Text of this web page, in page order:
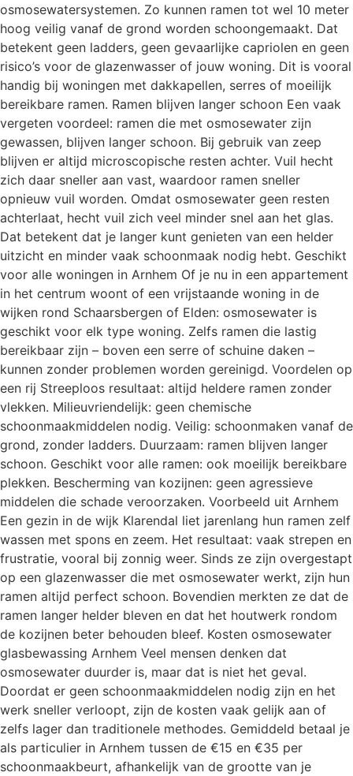
osmosewatersystemen. Zo kunnen ramen tot wel 10 meter
hoog veilig vanaf de grond worden schoongemaakt. Dat
betekent geen ladders, geen gevaarlijke capriolen en geen
risico’s voor de glazenwasser of jouw woning. Dit is vooral
handig bij woningen met dakkapellen, serres of moeilijk
bereikbare ramen. Ramen blijven langer schoon Een vaak
vergeten voordeel: ramen die met osmosewater zijn
gewassen, blijven langer schoon. Bij gebruik van zeep
blijven er altijd microscopische resten achter. Vuil hecht
zich daar sneller aan vast, waardoor ramen sneller
opnieuw vuil worden. Omdat osmosewater geen resten
achterlaat, hecht vuil zich veel minder snel aan het glas.
Dat betekent dat je langer kunt genieten van een helder
uitzicht en minder vaak schoonmaak nodig hebt. Geschikt
voor alle woningen in Arnhem Of je nu in een appartement
in het centrum woont of een vrijstaande woning in de
wijken rond Schaarsbergen of Elden: osmosewater is
geschikt voor elk type woning. Zelfs ramen die lastig
bereikbaar zijn – boven een serre of schuine daken –
kunnen zonder problemen worden gereinigd. Voordelen op
een rij Streeploos resultaat: altijd heldere ramen zonder
vlekken. Milieuvriendelijk: geen chemische
schoonmaakmiddelen nodig. Veilig: schoonmaken vanaf de
grond, zonder ladders. Duurzaam: ramen blijven langer
schoon. Geschikt voor alle ramen: ook moeilijk bereikbare
plekken. Bescherming van kozijnen: geen agressieve
middelen die schade veroorzaken. Voorbeeld uit Arnhem
Een gezin in de wijk Klarendal liet jarenlang hun ramen zelf
wassen met spons en zeem. Het resultaat: vaak strepen en
frustratie, vooral bij zonnig weer. Sinds ze zijn overgestapt
op een glazenwasser die met osmosewater werkt, zijn hun
ramen altijd perfect schoon. Bovendien merkten ze dat de
ramen langer helder bleven en dat het houtwerk rondom
de kozijnen beter behouden bleef. Kosten osmosewater
glasbewassing Arnhem Veel mensen denken dat
osmosewater duurder is, maar dat is niet het geval.
Doordat er geen schoonmaakmiddelen nodig zijn en het
werk sneller verloopt, zijn de kosten vaak gelijk aan of
zelfs lager dan traditionele methodes. Gemiddeld betaal je
als particulier in Arnhem tussen de €15 en €35 per
schoonmaakbeurt, afhankelijk van de grootte van je